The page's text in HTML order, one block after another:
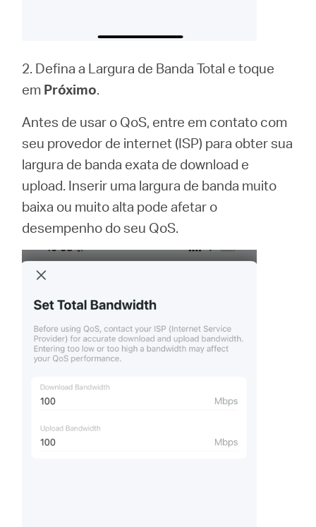
2. Defina a Largura de Banda Total e toque
em Próximo.
Antes de usar o QoS, entre em contato com
seu provedor de internet (ISP) para obter sua
largura de banda exata de download e
upload. Inserir uma largura de banda muito
baixa ou muito alta pode afetar o
desempenho do seu QoS.